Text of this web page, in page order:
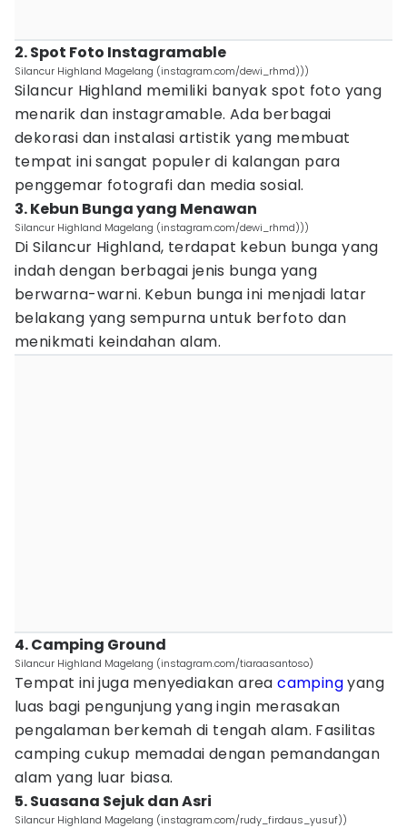
2. Spot Foto Instagramable
Silancur Highland Magelang (instagram.com/dewi_rhmd)))
Silancur Highland memiliki banyak spot foto yang
menarik dan instagramable. Ada berbagai
dekorasi dan instalasi artistik yang membuat
tempat ini sangat populer di kalangan para
penggemar fotografi dan media sosial.
3. Kebun Bunga yang Menawan
Silancur Highland Magelang (instagram.com/dewi_rhmd)))
Di Silancur Highland, terdapat kebun bunga yang
indah dengan berbagai jenis bunga yang
berwarna-warni. Kebun bunga ini menjadi latar
belakang yang sempurna untuk berfoto dan
menikmati keindahan alam.
4. Camping Ground
Silancur Highland Magelang (instagram.com/tiaraasantoso)
Tempat ini juga menyediakan areacampingyang
luas bagi pengunjung yang ingin merasakan
pengalaman berkemah di tengah alam. Fasilitas
camping cukup memadai dengan pemandangan
alam yang luar biasa.
5. Suasana Sejuk dan Asri
Silancur Highland Magelang (instagram.com/rudy_firdaus_yusuf))